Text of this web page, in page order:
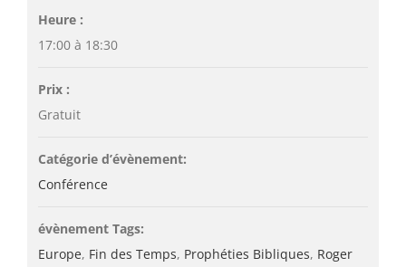
Heure :
17:00 à 18:30
Prix :
Gratuit
Catégorie d’évènement:
Conférence
évènement Tags:
Europe, Fin des Temps, Prophéties Bibliques, Roger